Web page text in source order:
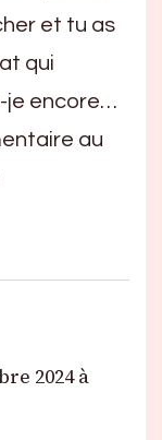
et tu as
qui
je encore…
au
2024 à